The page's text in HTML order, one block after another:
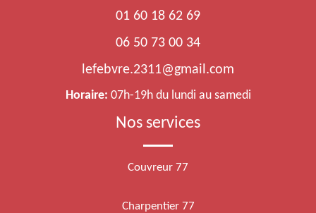
01 60 18 62 69
06 50 73 00 34
lefebvre.2311@gmail.com
Horaire: 07h-19h du lundi au samedi
Nos services
Couvreur 77
Charpentier 77